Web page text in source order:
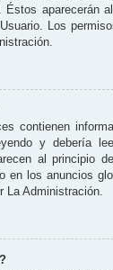
aparecerán
Los
contienen
y debería
al principio
en los anuncios
La Administración.